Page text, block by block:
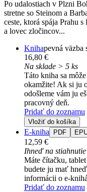
Po udalostiach v Plzni
stretne so Steinom a
ceste, ktorá spája Prahu
a lovec zločincov...
Knihapevná väzba
16,80 €
Na sklade > 5 ks
Táto kniha sa
okamžite! Ak si ju
odošleme vám ju
pracovný deň.
Pridať do zoznamu
Vložiť do košíka
E-kniha PDF
12,59 €
Ihneď na stiahnutie
Máte čítačku,
budete ju mať
informácii o e-
Pridať do zoznamu